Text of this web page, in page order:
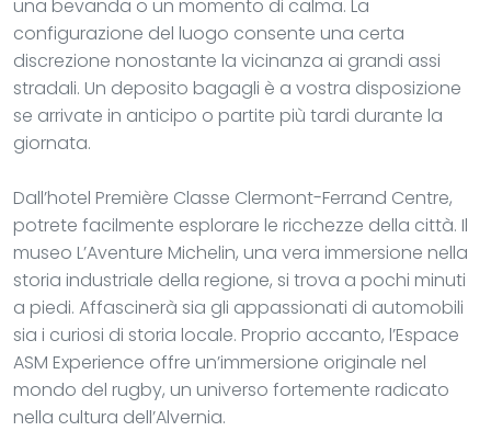
una bevanda o un momento di calma. La
configurazione del luogo consente una certa
discrezione nonostante la vicinanza ai grandi assi
stradali. Un deposito bagagli è a vostra disposizione
se arrivate in anticipo o partite più tardi durante la
giornata.
Dall’hotel Première Classe Clermont-Ferrand Centre,
potrete facilmente esplorare le ricchezze della città. Il
museo L’Aventure Michelin, una vera immersione nella
storia industriale della regione, si trova a pochi minuti
a piedi. Affascinerà sia gli appassionati di automobili
sia i curiosi di storia locale. Proprio accanto, l’Espace
ASM Experience offre un’immersione originale nel
mondo del rugby, un universo fortemente radicato
nella cultura dell’Alvernia.